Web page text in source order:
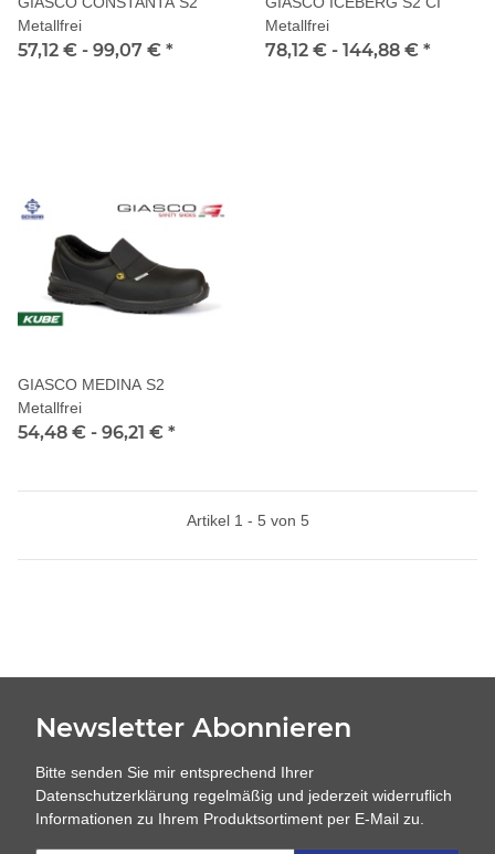
Metallfrei
57,12 € - 99,07 € *
Metallfrei
78,12 € - 144,88 € *
GIASCO MEDINA S2
Metallfrei
54,48 € - 96,21 € *
Artikel 1 - 5 von 5
Newsletter Abonnieren
Bitte senden Sie mir entsprechend Ihrer
Datenschutzerklärung regelmäßig und jederzeit widerruflich
Informationen zu Ihrem Produktsortiment per E-Mail zu.